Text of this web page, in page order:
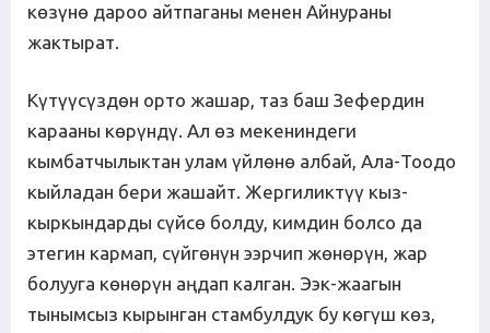
көзүнө дароо айтпаганы менен Айнураны
жактырат.
Күтүүсүздөн орто жашар, таз баш Зефердин
карааны көрүндү. Ал өз мекениндеги
кымбатчылыктан улам үйлөнө албай, Ала-Тоодо
кыйладан бери жашайт. Жергиликтүү кыз-
кыркындарды сүйсө болду, кимдин болсо да
этегин кармап, сүйгөнүн ээрчип жөнөрүн, жар
болууга көнөрүн аңдап калган. Ээк-жаагын
тынымсыз кырынган стамбулдук бу көгүш көз,